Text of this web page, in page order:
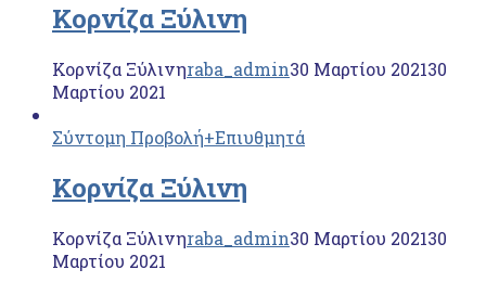
Κορνίζα Ξύλινη
Κορνίζα Ξύλινηraba_admin30 Μαρτίου 202130
Μαρτίου 2021
Σύντομη Προβολή+Επιυθμητά
Κορνίζα Ξύλινη
Κορνίζα Ξύλινηraba_admin30 Μαρτίου 202130
Μαρτίου 2021